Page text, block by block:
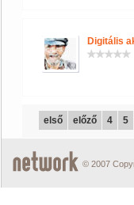
Digitális
első előző 4 5
© 2007